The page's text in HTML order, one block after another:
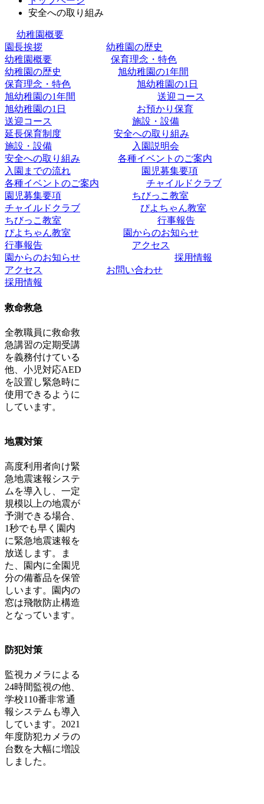
安全への取り組み
幼稚園概要
園長挨拶
幼稚園の歴史
幼稚園概要
保育理念・特色
幼稚園の歴史
旭幼稚園の1年間
保育理念・特色
旭幼稚園の1日
旭幼稚園の1年間
送迎コース
旭幼稚園の1日
お預かり保育
送迎コース
施設・設備
延長保育制度
安全への取り組み
施設・設備
入園説明会
安全への取り組み
各種イベントのご案内
入園までの流れ
園児募集要項
各種イベントのご案内
チャイルドクラブ
園児募集要項
ちびっこ教室
チャイルドクラブ
ぴよちゃん教室
ちびっこ教室
行事報告
ぴよちゃん教室
園からのお知らせ
行事報告
アクセス
園からのお知らせ
採用情報
アクセス
お問い合わせ
採用情報
救命救急
全教職員に救命救
急講習の定期受講
を義務付けている
他、小児対応AED
を設置し緊急時に
使用できるように
しています。
地震対策
高度利用者向け緊
急地震速報システ
ムを導入し、一定
規模以上の地震が
予測できる場合、
1秒でも早く園内
に緊急地震速報を
放送します。ま
た、園内に全園児
分の備蓄品を保管
しいます。園内の
窓は飛散防止構造
となっています。
防犯対策
監視カメラによる
24時間監視の他、
学校110番非常通
報システムも導入
しています。2021
年度防犯カメラの
台数を大幅に増設
しました。